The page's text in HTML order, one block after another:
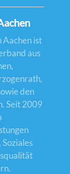
Aachen ist
aus
den
Seit 2009